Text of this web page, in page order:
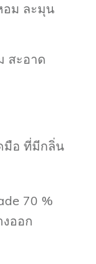
อม ละมุน
สะอาด
มือ ที่มีกลิ่น
70 %
ออก